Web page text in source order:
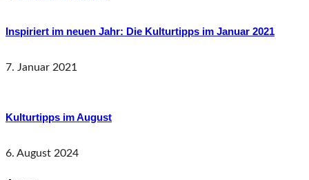
Inspiriert im neuen Jahr: Die Kulturtipps im Januar 2021
7. Januar 2021
Kulturtipps im August
6. August 2024